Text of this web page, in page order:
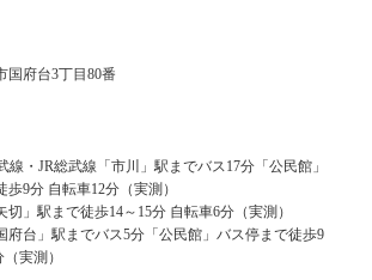
国府台3丁目80番
線・JR総武線「市川」駅までバス17分「公民館」
歩9分 自転車12分（実測）
切」駅まで徒歩14～15分 自転車6分（実測）
府台」駅までバス5分「公民館」バス停まで徒歩9
実測）